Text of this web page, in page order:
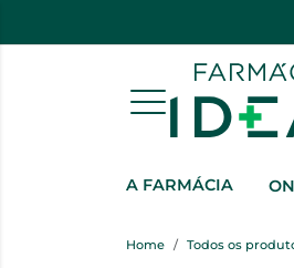
A FARMÁCIA
Home Todos os